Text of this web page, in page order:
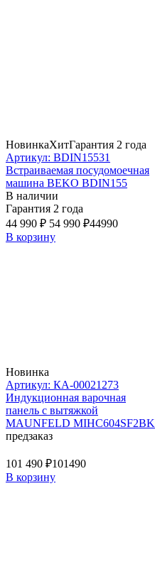
НовинкаХитГарантия 2 года
Артикул: BDIN15531
Встраиваемая посудомоечная
машина BEKO BDIN155
В наличии
Гарантия 2 года
44 990 ₽ 54 990 ₽44990
В корзину
Новинка
Артикул: КА-00021273
Индукционная варочная
панель с вытяжкой
MAUNFELD MIHC604SF2BK
предзаказ
101 490 ₽101490
В корзину